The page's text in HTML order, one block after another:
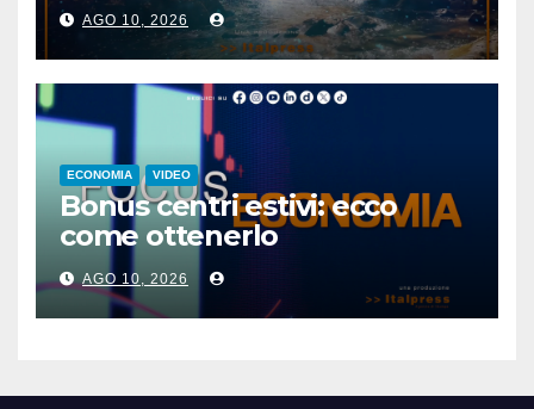
AGO 10, 2026
ECONOMIA VIDEO
Bonus centri estivi: ecco
come ottenerlo
AGO 10, 2026